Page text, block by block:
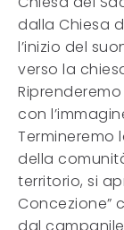
dalla Chiesa
l’inizio del
verso la
con
Termineremo
della
territorio, si
Concezione”